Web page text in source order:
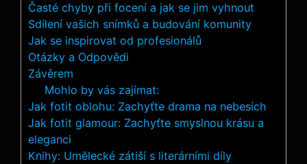
Časté chyby při focení a ⁣jak se jim‌ vyhnout
Sdílení vašich snímků a budování ⁣komunity
Jak⁣ se inspirovat od profesionálů
Otázky a Odpovědi
Závěrem
Mohlo by vás zajímat:
Jak fotit oblohu: Zachyťte drama na nebesích
Jak fotit glamour: Zachyťte smyslnou krásu a
eleganci
Knihy: Umělecké zátiší s literárními díly